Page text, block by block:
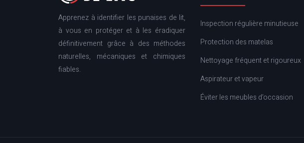
Apprenez à identifier les punaises de lit,
à vous en protéger et à les éradiquer
définitivement grâce à des méthodes
naturelles, mécaniques et chimiques
fiables.
Inspection régulière minutieuse
Protection des matelas
Nettoyage fréquent et rigoureux
Aspirateur et vapeur
Éviter les meubles d’occasion